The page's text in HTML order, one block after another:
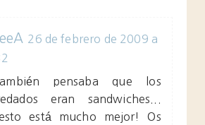
26 de febrero de 2009 a
pensaba que los
eran sandwiches...
está mucho mejor! Os